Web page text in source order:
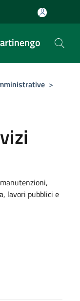
>
lavori pubblici e